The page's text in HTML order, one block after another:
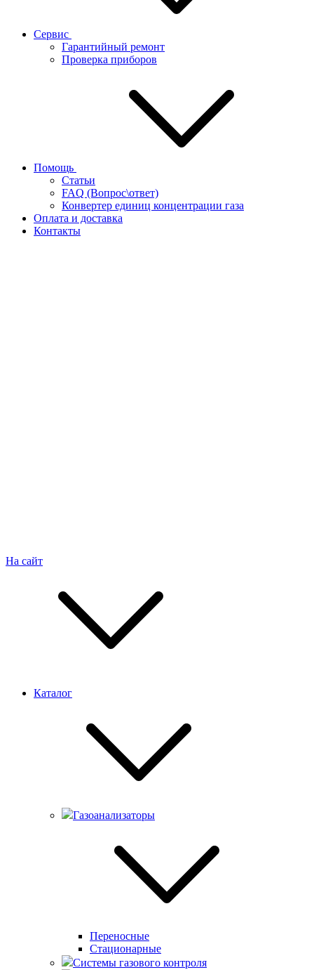
Сервис
Гарантийный ремонт
Проверка приборов
Помощь
Статьи
FAQ (Вопрос\ответ)
Конвертер единиц концентрации газа
Оплата и доставка
Контакты
На сайт
Каталог
Газоанализаторы
Переносные
Стационарные
Системы газового контроля